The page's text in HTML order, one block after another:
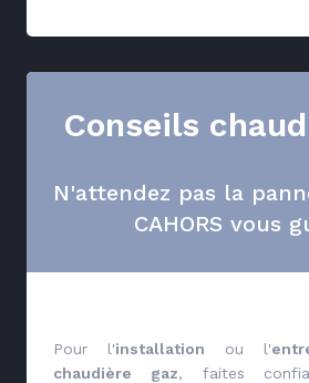
Conseils
N'attendez pas la
CAHORS vous
Pour l'installation ou l'
chaudière gaz, faites